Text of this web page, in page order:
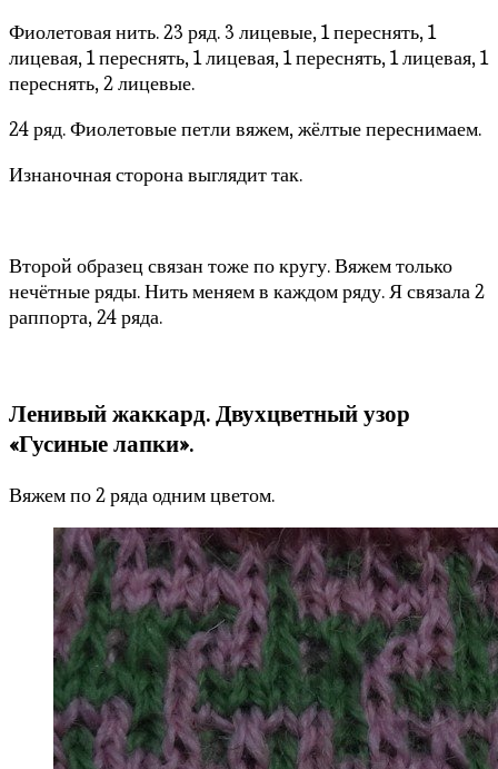
Фиолетовая нить. 23 ряд. 3 лицевые, 1 переснять, 1
лицевая, 1 переснять, 1 лицевая, 1 переснять, 1 лицевая, 1
переснять, 2 лицевые.
24 ряд. Фиолетовые петли вяжем, жёлтые переснимаем.
Изнаночная сторона выглядит так.
Второй образец связан тоже по кругу. Вяжем только
нечётные ряды. Нить меняем в каждом ряду. Я связала 2
раппорта, 24 ряда.
Ленивый жаккард. Двухцветный узор
«Гусиные лапки».
Вяжем по 2 ряда одним цветом.